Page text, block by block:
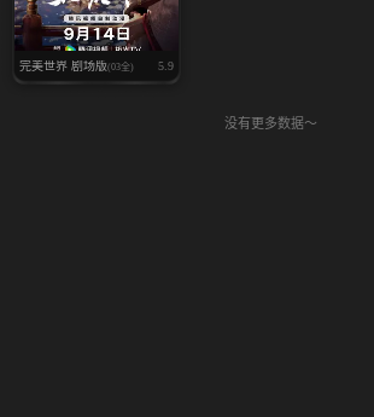
完美世界 剧场版(03全) 5.9
没有更多数据～